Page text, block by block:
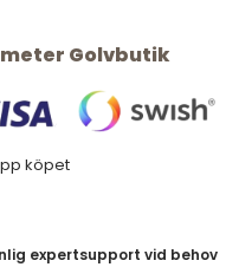
Golvbutik
köpet
expertsupport vid behov